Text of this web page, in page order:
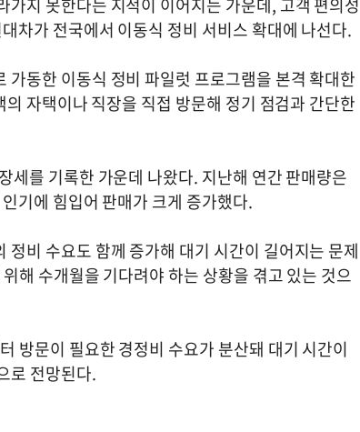
차가 전국에서 이동식 정비 서비스 확대에 나선다.
동한 이동식 정비 파일럿 프로그램을 본격 확대한
자택이나 직장을 직접 방문해 정기 점검과 간단한
세를 기록한 가운데 나왔다. 지난해 연간 판매량은
기에 힘입어 판매가 크게 증가했다.
비 수요도 함께 증가해 대기 시간이 길어지는 문제
해 수개월을 기다려야 하는 상황을 겪고 있는 것으
방문이 필요한 경정비 수요가 분산돼 대기 시간이
로 전망된다.